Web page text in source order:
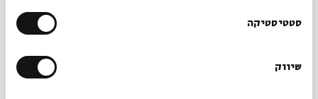
סטטיסטיקה
שיווק